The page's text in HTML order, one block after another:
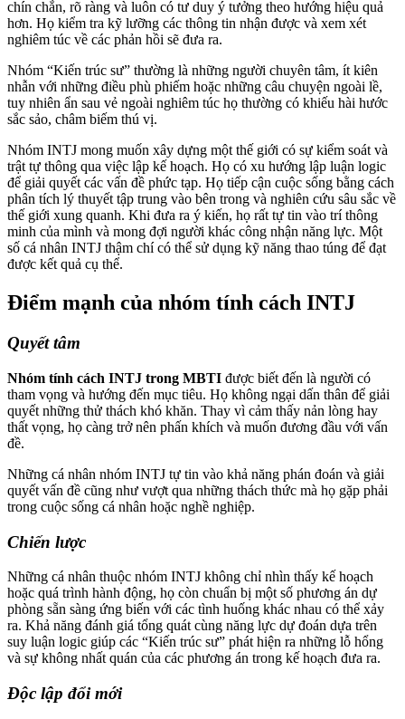
chín chắn, rõ ràng và luôn có tư duy ý tưởng theo hướng hiệu quả
hơn. Họ kiểm tra kỹ lưỡng các thông tin nhận được và xem xét
nghiêm túc về các phản hồi sẽ đưa ra.
Nhóm “Kiến trúc sư” thường là những người chuyên tâm, ít kiên
nhẫn với những điều phù phiếm hoặc những câu chuyện ngoài lề,
tuy nhiên ẩn sau vẻ ngoài nghiêm túc họ thường có khiếu hài hước
sắc sảo, châm biếm thú vị.
Nhóm INTJ mong muốn xây dựng một thế giới có sự kiểm soát và
trật tự thông qua việc lập kế hoạch. Họ có xu hướng lập luận logic
để giải quyết các vấn đề phức tạp. Họ tiếp cận cuộc sống bằng cách
phân tích lý thuyết tập trung vào bên trong và nghiên cứu sâu sắc về
thế giới xung quanh. Khi đưa ra ý kiến, họ rất tự tin vào trí thông
minh của mình và mong đợi người khác công nhận năng lực. Một
số cá nhân INTJ thậm chí có thể sử dụng kỹ năng thao túng để đạt
được kết quả cụ thể.
Điểm mạnh của nhóm tính cách INTJ
Quyết tâm
Nhóm tính cách INTJ trong MBTI được biết đến là người có
tham vọng và hướng đến mục tiêu. Họ không ngại dấn thân để giải
quyết những thử thách khó khăn. Thay vì cảm thấy nản lòng hay
thất vọng, họ càng trở nên phấn khích và muốn đương đầu với vấn
đề.
Những cá nhân nhóm INTJ tự tin vào khả năng phán đoán và giải
quyết vấn đề cũng như vượt qua những thách thức mà họ gặp phải
trong cuộc sống cá nhân hoặc nghề nghiệp.
Chiến lược
Những cá nhân thuộc nhóm INTJ không chỉ nhìn thấy kế hoạch
hoặc quá trình hành động, họ còn chuẩn bị một số phương án dự
phòng sẵn sàng ứng biến với các tình huống khác nhau có thể xảy
ra. Khả năng đánh giá tổng quát cùng năng lực dự đoán dựa trên
suy luận logic giúp các “Kiến trúc sư” phát hiện ra những lỗ hổng
và sự không nhất quán của các phương án trong kế hoạch đưa ra.
Độc lập đổi mới